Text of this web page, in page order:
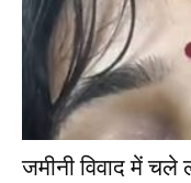
जमीनी विवाद में चले